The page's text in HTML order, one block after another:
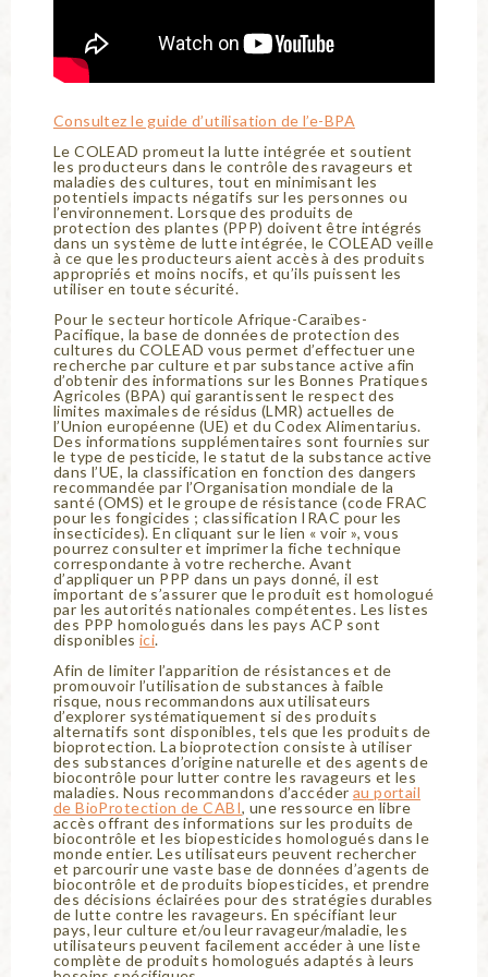
Consultez le guide d’utilisation de l’e-BPA
Le COLEAD promeut la lutte intégrée et soutient
les producteurs dans le contrôle des ravageurs et
maladies des cultures, tout en minimisant les
potentiels impacts négatifs sur les personnes ou
l’environnement. Lorsque des produits de
protection des plantes (PPP) doivent être intégrés
dans un système de lutte intégrée, le COLEAD veille
à ce que les producteurs aient accès à des produits
appropriés et moins nocifs, et qu’ils puissent les
utiliser en toute sécurité.
Pour le secteur horticole Afrique-Caraïbes-
Pacifique, la base de données de protection des
cultures du COLEAD vous permet d’effectuer une
recherche par culture et par substance active afin
d’obtenir des informations sur les Bonnes Pratiques
Agricoles (BPA) qui garantissent le respect des
limites maximales de résidus (LMR) actuelles de
l’Union européenne (UE) et du Codex Alimentarius.
Des informations supplémentaires sont fournies sur
le type de pesticide, le statut de la substance active
dans l’UE, la classification en fonction des dangers
recommandée par l’Organisation mondiale de la
santé (OMS) et le groupe de résistance (code FRAC
pour les fongicides ; classification IRAC pour les
insecticides). En cliquant sur le lien « voir », vous
pourrez consulter et imprimer la fiche technique
correspondante à votre recherche. Avant
d’appliquer un PPP dans un pays donné, il est
important de s’assurer que le produit est homologué
par les autorités nationales compétentes. Les listes
des PPP homologués dans les pays ACP sont
disponibles ici.
Afin de limiter l’apparition de résistances et de
promouvoir l’utilisation de substances à faible
risque, nous recommandons aux utilisateurs
d’explorer systématiquement si des produits
alternatifs sont disponibles, tels que les produits de
bioprotection. La bioprotection consiste à utiliser
des substances d’origine naturelle et des agents de
biocontrôle pour lutter contre les ravageurs et les
maladies. Nous recommandons d’accéder au portail
de BioProtection de CABI, une ressource en libre
accès offrant des informations sur les produits de
biocontrôle et les biopesticides homologués dans le
monde entier. Les utilisateurs peuvent rechercher
et parcourir une vaste base de données d’agents de
biocontrôle et de produits biopesticides, et prendre
des décisions éclairées pour des stratégies durables
de lutte contre les ravageurs. En spécifiant leur
pays, leur culture et/ou leur ravageur/maladie, les
utilisateurs peuvent facilement accéder à une liste
complète de produits homologués adaptés à leurs